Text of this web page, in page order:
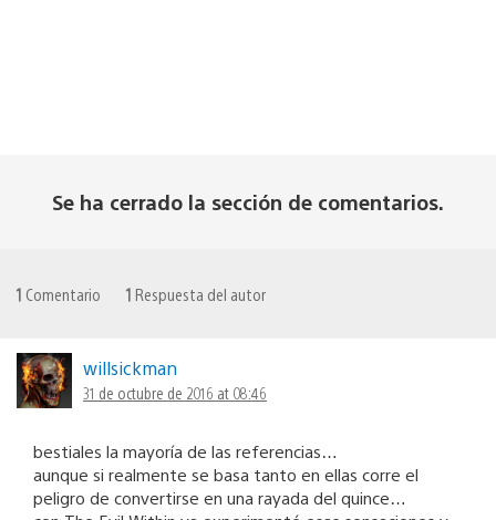
Se ha cerrado la sección de comentarios.
1 Comentario 1 Respuesta del autor
willsickman
31 de octubre de 2016 at 08:46
bestiales la mayoría de las referencias…
aunque si realmente se basa tanto en ellas corre el
peligro de convertirse en una rayada del quince…